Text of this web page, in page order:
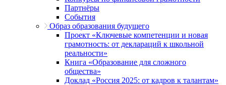
Партнёры
События
Образ образования будущего
Проект «Ключевые компетенции и новая
грамотность: от деклараций к школьной
реальности»
Книга «Образование для сложного
общества»
Доклад «Россия 2025: от кадров к талантам»